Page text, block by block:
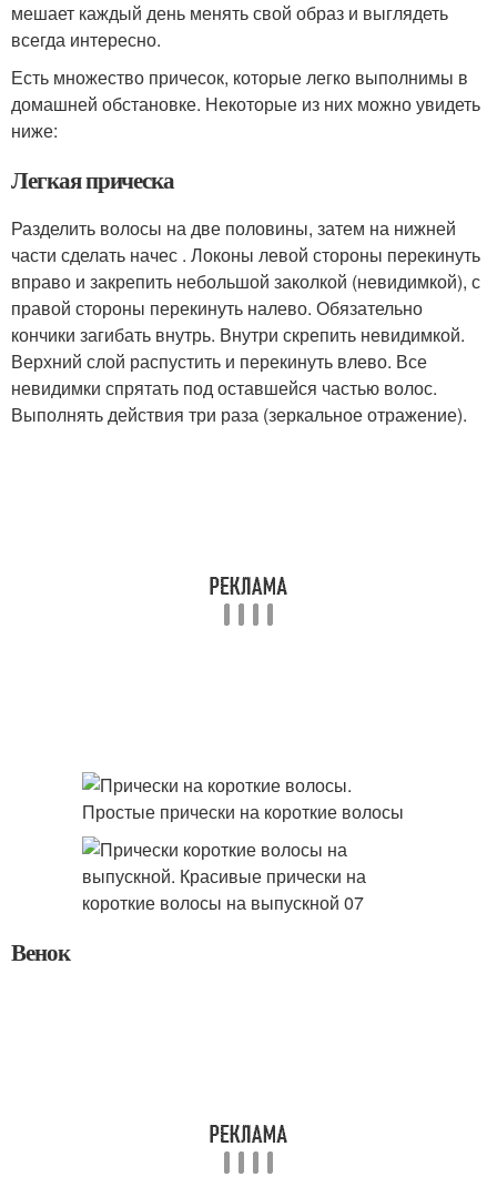
мешает каждый день менять свой образ и выглядеть
всегда интересно.
Есть множество причесок, которые легко выполнимы в
домашней обстановке. Некоторые из них можно увидеть
ниже:
Легкая прическа
Разделить волосы на две половины, затем на нижней
части сделать начес . Локоны левой стороны перекинуть
вправо и закрепить небольшой заколкой (невидимкой), с
правой стороны перекинуть налево. Обязательно
кончики загибать внутрь. Внутри скрепить невидимкой.
Верхний слой распустить и перекинуть влево. Все
невидимки спрятать под оставшейся частью волос.
Выполнять действия три раза (зеркальное отражение).
Венок